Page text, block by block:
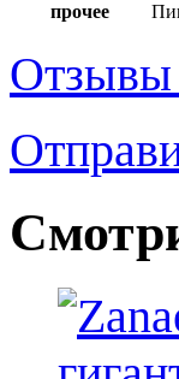
прочее
Отзывы